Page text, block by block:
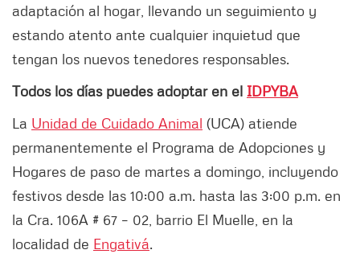
adaptación al hogar, llevando un seguimiento y
estando atento ante cualquier inquietud que
tengan los nuevos tenedores responsables.
Todos los días puedes adoptar en el IDPYBA
La Unidad de Cuidado Animal (UCA) atiende
permanentemente el Programa de Adopciones y
Hogares de paso de martes a domingo, incluyendo
festivos desde las 10:00 a.m. hasta las 3:00 p.m. en
la Cra. 106A # 67 – 02, barrio El Muelle, en la
localidad de Engativá.